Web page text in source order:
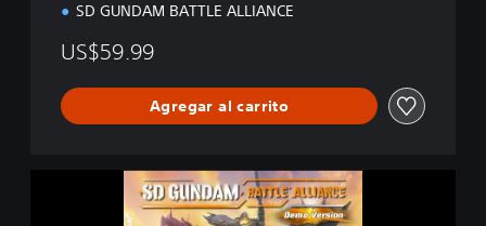
SD GUNDAM BATTLE ALLIANCE
US$59.99
Agregar al carrito